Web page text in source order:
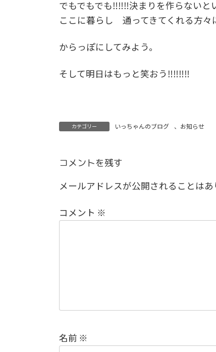
でもでもでも‼‼‼決まりを作らない
ここに暮らし 通ってきてくれる方々
からっぽにしてみよう。
そして明日はもっと笑おう‼‼‼‼
カテゴリー いっちゃんのブログ 、 お知らせ
コメントを残す
メールアドレスが公開されることはあ
コメント ※
名前 ※